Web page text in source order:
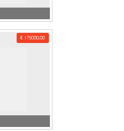
€ 175000,00